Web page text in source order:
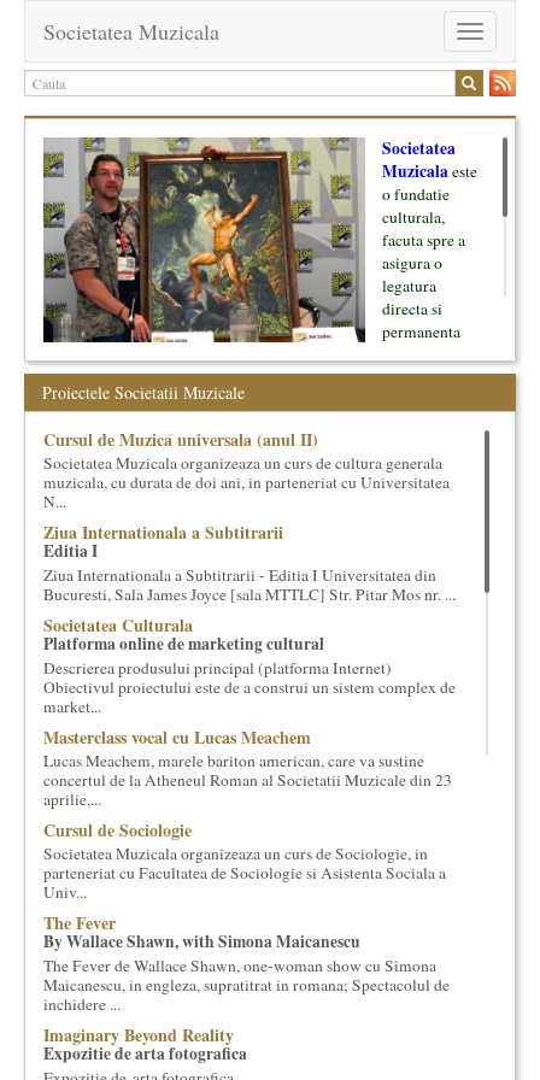
Toggle
navigation
Societatea Muzicala
Societatea
Muzicalaeste
o fundatie
culturala,
facuta spre a
asigura o
legatura
directa si
permanenta
oamenii ei, pe
inceput cu muzica clasica - si de aici numele -, insa acum
dezvoltam proiecte si in alte domenii ale culturii.
Facem management cultural, dezvoltam si administram proiecte
proprii sau preluate, modele si sisteme de finantare, marketing
cultural si consultanta. Organizam concursuri, concerte si
evenimente culturale, private sau publice, tinem cursuri de
cultura generala muzicala, teatrala, filosofica si de alte feluri.
Cuvinte in plus despre proiect, despre cei care il administreaza si
cei care il finantateaza sunt in rubricile de mai jos.
Proiectele Societatii Muzicale
Cursul de Muzica universala (anul II)
Societatea Muzicala organizeaza un curs de cultura generala
muzicala, cu durata de doi ani, in parteneriat cu Universitatea
N...
Ziua Internationala a Subtitrarii
Editia I
Ziua Internationala a Subtitrarii - Editia I Universitatea din
Bucuresti, Sala James Joyce [sala MTTLC] Str. Pitar Mos nr. ...
Societatea Culturala
Platforma online de marketing cultural
Descrierea produsului principal (platforma Internet)
Obiectivul proiectului este de a construi un sistem complex de
market...
Masterclass vocal cu Lucas Meachem
Lucas Meachem, marele bariton american, care va sustine
concertul de la Atheneul Roman al Societatii Muzicale din 23
aprilie,...
Cursul de Sociologie
Societatea Muzicala organizeaza un curs de Sociologie, in
parteneriat cu Facultatea de Sociologie si Asistenta Sociala a
Univ...
The Fever
By Wallace Shawn, with Simona Maicanescu
The Fever de Wallace Shawn, one-woman show cu Simona
Maicanescu, in engleza, supratitrat in romana; Spectacolul de
inchidere ...
Imaginary Beyond Reality
Expozitie de arta fotografica